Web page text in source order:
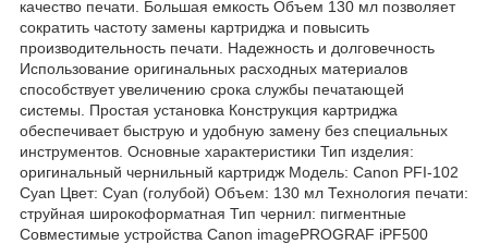
качество печати. Большая емкость Объем 130 мл позволяет
сократить частоту замены картриджа и повысить
производительность печати. Надежность и долговечность
Использование оригинальных расходных материалов
способствует увеличению срока службы печатающей
системы. Простая установка Конструкция картриджа
обеспечивает быструю и удобную замену без специальных
инструментов. Основные характеристики Тип изделия:
оригинальный чернильный картридж Модель: Canon PFI-102
Cyan Цвет: Cyan (голубой) Объем: 130 мл Технология печати:
струйная широкоформатная Тип чернил: пигментные
Совместимые устройства Canon imagePROGRAF iPF500